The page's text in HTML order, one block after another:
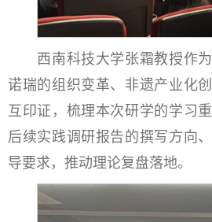
西南科技大学张霜教授作
诺瑞的组织变革、非遗产业化
互印证，梳理本次研学的学习
后续实践调研报告的撰写方向
导要求，推动理论复盘落地。